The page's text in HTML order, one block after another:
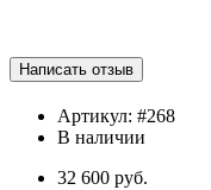
Артикул: #268
В наличии
32 600 руб.